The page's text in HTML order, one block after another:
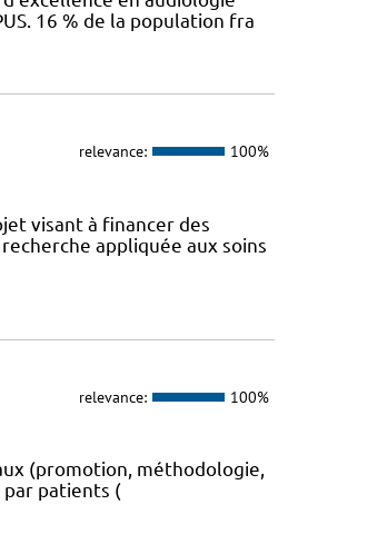
16 % de la population fra
relevance: 100%
visant à financer des
appliquée aux soins
relevance: 100%
(promotion, méthodologie,
par patients (